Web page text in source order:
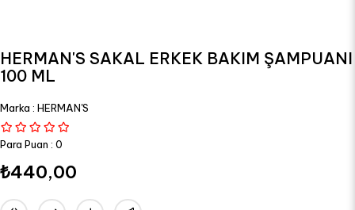
HERMAN'S SAKAL ERKEK BAKIM ŞAMPUANI
100 ML
Marka : HERMAN'S
Para Puan : 0
₺440,00